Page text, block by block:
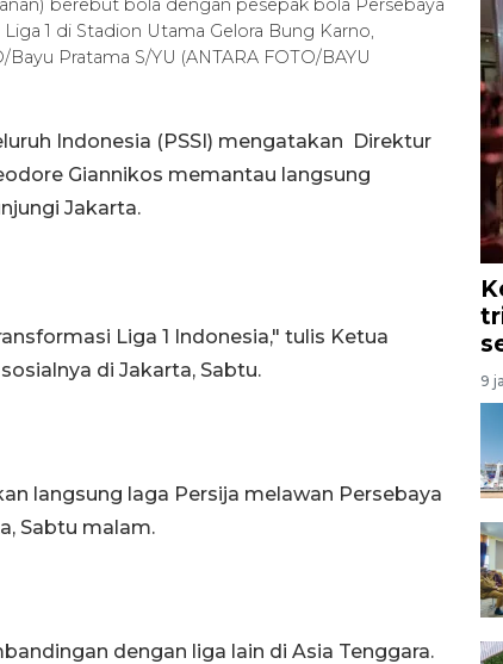
berebut bola dengan pesepak bola Persebaya
1 di Stadion Utama Gelora Bung Karno,
Bayu Pratama S/YU (ANTARA FOTO/BAYU
Indonesia (PSSI) mengatakan Direktur
Giannikos memantau langsung
Jakarta.
Liga 1 Indonesia," tulis Ketua
di Jakarta, Sabtu.
langsung laga Persija melawan Persebaya
Sabtu malam.
dengan liga lain di Asia Tenggara.
9